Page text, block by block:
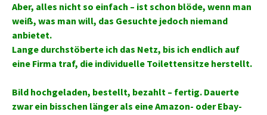
Aber, alles nicht so einfach – ist schon blöde, wenn man
weiß, was man will, das Gesuchte jedoch niemand
anbietet.
Lange durchstöberte ich das Netz, bis ich endlich auf
eine Firma traf, die individuelle Toilettensitze herstellt.
Bild hochgeladen, bestellt, bezahlt – fertig. Dauerte
zwar ein bisschen länger als eine Amazon- oder Ebay-